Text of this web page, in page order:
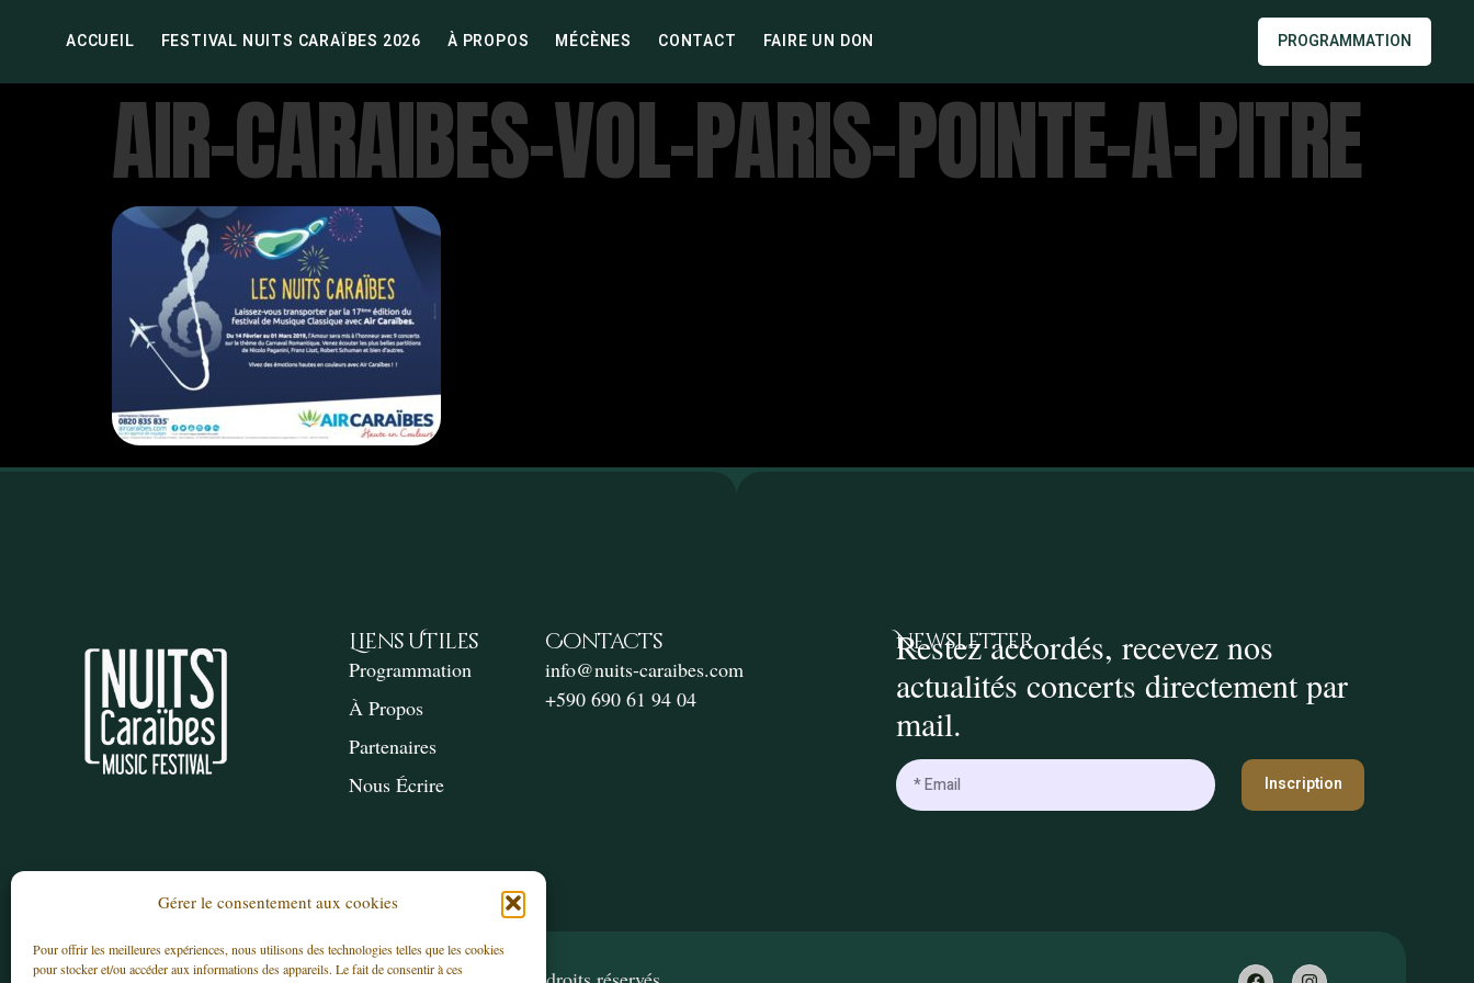
Gérer le consentement aux cookies
Pour offrir les meilleures expériences, nous utilisons des technologies telles que les cookies
pour stocker et/ou accéder aux informations des appareils. Le fait de consentir à ces
ACCUEIL FESTIVAL NUITS CARAÏBES 2026 À PROPOS MÉCÈNES CONTACT FAIRE UN DON PROGRAMMATION
AIR-CARAIBES-VOL-PARIS-POINTE-A-PITRE
Liens Utiles
Programmation
À Propos
Partenaires
Nous Écrire
Contacts
info@nuits-caraibes.com
+590 690 61 94 04
Newsletter
Restez accordés, recevez nos
actualités concerts directement par
mail.
Inscription